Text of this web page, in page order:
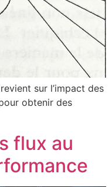
sur l’impact des
obtenir des
flux au